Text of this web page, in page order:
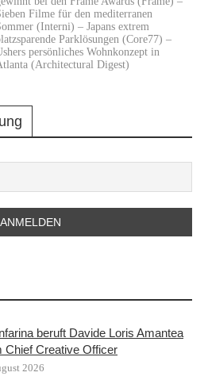
Filme für den mediterranen
(Interni) – Japans extrem
Parklösungen (Core77) –
persönliches Wohnkonzept in
(Architectural Digest)
beruft Davide Loris Amantea
Chief Creative Officer
2026